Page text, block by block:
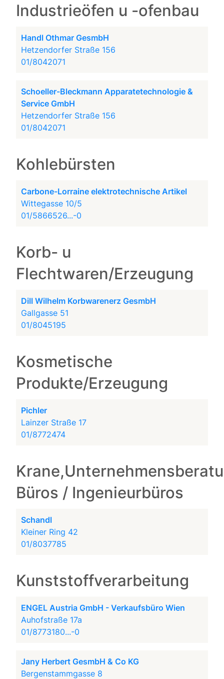
Industrieöfen u -ofenbau
Handl Othmar GesmbH
Hetzendorfer Straße 156
01/8042071
Schoeller-Bleckmann Apparatetechnologie &
Service GmbH
Hetzendorfer Straße 156
01/8042071
Kohlebürsten
Carbone-Lorraine elektrotechnische Artikel
Wittegasse 10/5
01/5866526...-0
Korb- u
Flechtwaren/Erzeugung
Dill Wilhelm Korbwarenerz GesmbH
Gallgasse 51
01/8045195
Kosmetische
Produkte/Erzeugung
Pichler
Lainzer Straße 17
01/8772474
Büros / Ingenieurbüros
Schandl
Kleiner Ring 42
01/8037785
Kunststoffverarbeitung
ENGEL Austria GmbH - Verkaufsbüro Wien
Auhofstraße 17a
01/8773180...-0
Jany Herbert GesmbH & Co KG
Bergenstammgasse 8